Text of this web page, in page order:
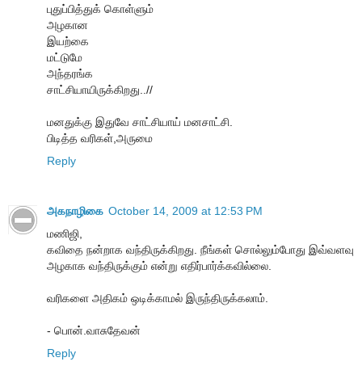
புதுப்பித்துக் கொள்ளும்
அழகான
இயற்கை
மட்டுமே
அந்தரங்க
சாட்சியாயிருக்கிறது..//
மனதுக்கு இதுவே சாட்சியாய் மனசாட்சி.
பிடித்த வரிகள்,அருமை
Reply
அகநாழிகை October 14, 2009 at 12:53 PM
மணிஜி,
கவிதை நன்றாக வந்திருக்கிறது. நீங்கள் சொல்லும்போது இவ்வளவு
அழகாக வந்திருக்கும் என்று எதிர்பார்க்கவில்லை.
வரிகளை அதிகம் ஒடிக்காமல் இருந்திருக்கலாம்.
- பொன்.வாசுதேவன்
Reply